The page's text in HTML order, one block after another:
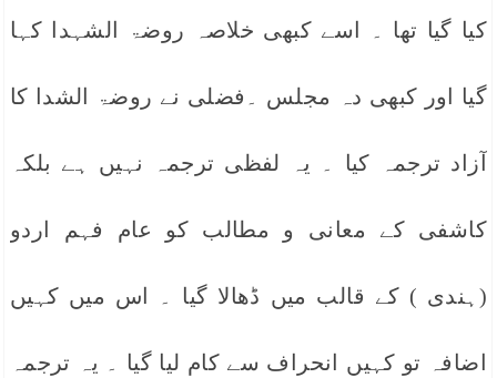
کیا گیا تھا ۔ اسے کبھی خلاصہ روضۃ الشہدا کہا
گیا اور کبھی دہ مجلس ۔فضلی نے روضۃ الشدا کا
آزاد ترجمہ کیا ۔ یہ لفظی ترجمہ نہیں ہے بلکہ
کاشفی کے معانی و مطالب کو عام فہم اردو
(ہندی ) کے قالب میں ڈھالا گیا ۔ اس میں کہیں
اضافہ تو کہیں انحراف سے کام لیا گیا ۔ یہ ترجمہ